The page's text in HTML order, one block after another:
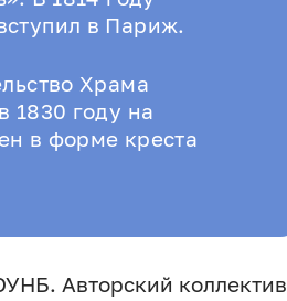
в Париж.
Храма
1830 году на
в форме креста
Авторский коллектив